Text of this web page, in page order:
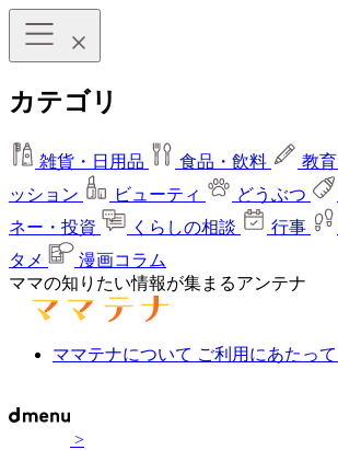
カテゴリ
雑貨・日用品 食品・飲料 教育
ッション
ビューティ どうぶつ
ネー・投資
くらしの相談 行事
タメ
漫画コラム
ママの知りたい情報が集まるアンテナ
ママテナについて ご利用にあたって
>